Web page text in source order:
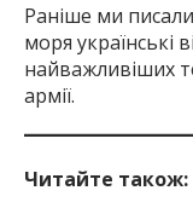
Раніше ми
моря українські
найважливіших
армії.
Читайте також: